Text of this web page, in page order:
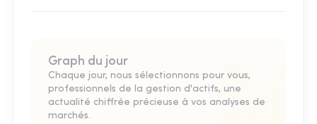
Graph du jour
Chaque jour, nous sélectionnons pour vous,
professionnels de la gestion d'actifs, une
actualité chiffrée précieuse à vos analyses de
marchés.